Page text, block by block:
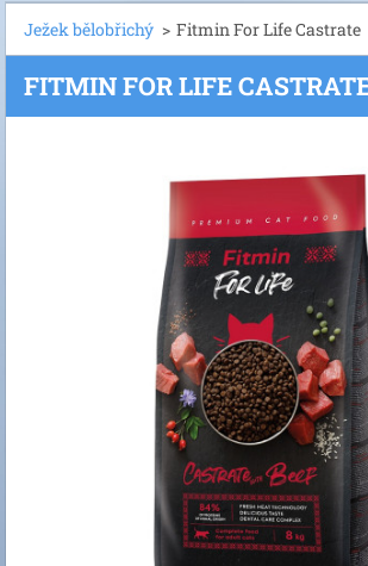
Ježek bělobřichý > Fitmin For Life Castrate
FITMIN FOR LIFE